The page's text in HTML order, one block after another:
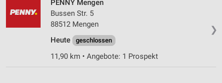
❯
PENNY Mengen
Bussen Str. 5
88512 Mengen
Heute
geschlossen
11,90 km • Angebote: 1 Prospekt